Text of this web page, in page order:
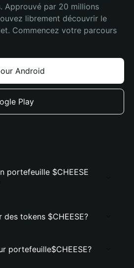
Approuvé par 20 millions
librement découvrir le
Commencez votre parcours
Android
Play
portefeuille $CHEESE
tokens $CHEESE?
portefeuille$CHEESE?